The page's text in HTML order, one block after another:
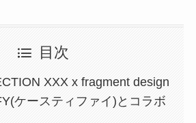
目次
XXX x fragment design
ケースティファイ)とコラボ